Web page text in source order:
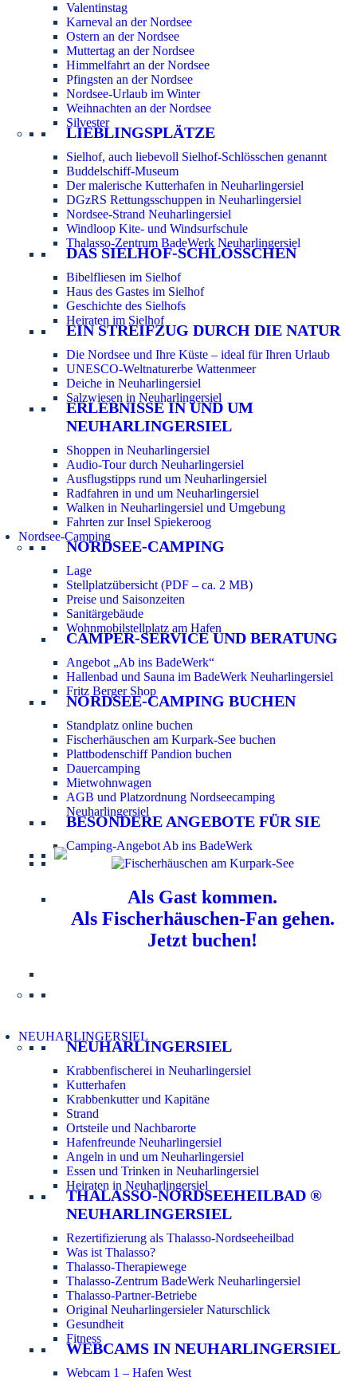
Valentinstag
Karneval an der Nordsee
Ostern an der Nordsee
Muttertag an der Nordsee
Himmelfahrt an der Nordsee
Pfingsten an der Nordsee
Nordsee-Urlaub im Winter
Weihnachten an der Nordsee
Silvester
LIEBLINGSPLÄTZE
Sielhof, auch liebevoll Sielhof-Schlösschen genannt
Buddelschiff-Museum
Der malerische Kutterhafen in Neuharlingersiel
DGzRS Rettungsschuppen in Neuharlingersiel
Nordsee-Strand Neuharlingersiel
Windloop Kite- und Windsurfschule
Thalasso-Zentrum BadeWerk Neuharlingersiel
DAS SIELHOF-SCHLÖSSCHEN
Bibelfliesen im Sielhof
Haus des Gastes im Sielhof
Geschichte des Sielhofs
Heiraten im Sielhof
EIN STREIFZUG DURCH DIE NATUR
Die Nordsee und Ihre Küste – ideal für Ihren Urlaub
UNESCO-Weltnaturerbe Wattenmeer
Deiche in Neuharlingersiel
Salzwiesen in Neuharlingersiel
ERLEBNISSE IN UND UM
NEUHARLINGERSIEL
Shoppen in Neuharlingersiel
Audio-Tour durch Neuharlingersiel
Ausflugstipps rund um Neuharlingersiel
Radfahren in und um Neuharlingersiel
Walken in Neuharlingersiel und Umgebung
Fahrten zur Insel Spiekeroog
Nordsee-Camping
NORDSEE-CAMPING
Lage
Stellplatzübersicht (PDF – ca. 2 MB)
Preise und Saisonzeiten
Sanitärgebäude
Wohnmobilstellplatz am Hafen
CAMPER-SERVICE UND BERATUNG
Angebot „Ab ins BadeWerk“
Hallenbad und Sauna im BadeWerk Neuharlingersiel
Fritz Berger Shop
NORDSEE-CAMPING BUCHEN
Standplatz online buchen
Fischerhäuschen am Kurpark-See buchen
Plattbodenschiff Pandion buchen
Dauercamping
Mietwohnwagen
AGB und Platzordnung Nordseecamping
Neuharlingersiel
BESONDERE ANGEBOTE FÜR SIE
Camping-Angebot Ab ins BadeWerk
Als Gast kommen.
Als Fischerhäuschen-Fan gehen.
Jetzt buchen!
NEUHARLINGERSIEL
NEUHARLINGERSIEL
Krabbenfischerei in Neuharlingersiel
Kutterhafen
Krabbenkutter und Kapitäne
Strand
Ortsteile und Nachbarorte
Hafenfreunde Neuharlingersiel
Angeln in und um Neuharlingersiel
Essen und Trinken in Neuharlingersiel
Heiraten in Neuharlingersiel
THALASSO-NORDSEEHEILBAD ®
NEUHARLINGERSIEL
Rezertifizierung als Thalasso-Nordseeheilbad
Was ist Thalasso?
Thalasso-Therapiewege
Thalasso-Zentrum BadeWerk Neuharlingersiel
Thalasso-Partner-Betriebe
Original Neuharlingersieler Naturschlick
Gesundheit
Fitness
WEBCAMS IN NEUHARLINGERSIEL
Webcam 1 – Hafen West